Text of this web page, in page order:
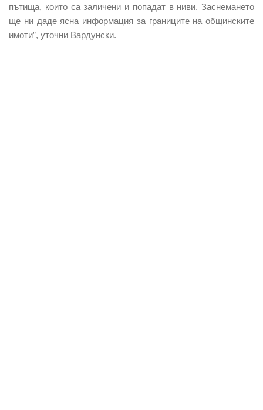
пътища, които са заличени и попадат в ниви. Заснемането
ще ни даде ясна информация за границите на общинските
имоти”, уточни Вардунски.